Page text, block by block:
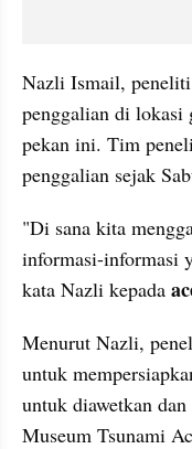
Nazli Ismail,
penggalian di lokasi
pekan ini. Tim
penggalian sejak
"Di sana kita
informasi-informasi
kata Nazli kepada
Menurut Nazli,
untuk
untuk diawetkan
Museum Tsunami